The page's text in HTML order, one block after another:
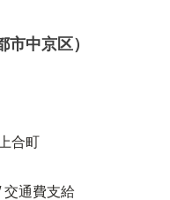
中京区）
合町
交通費支給